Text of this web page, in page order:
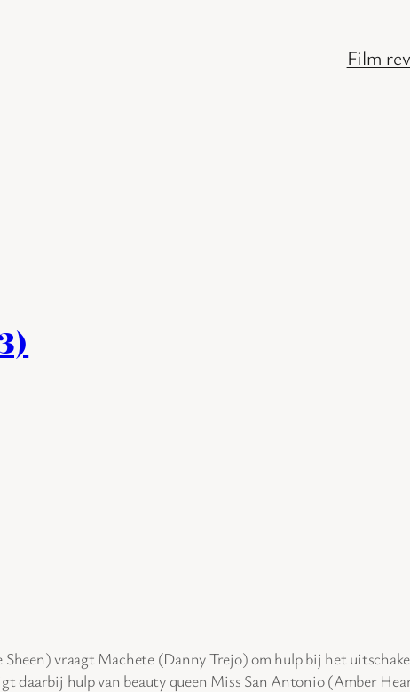
Film
vraagt Machete (Danny Trejo) om hulp bij het
daarbij hulp van beauty queen Miss San Antonio (Amber